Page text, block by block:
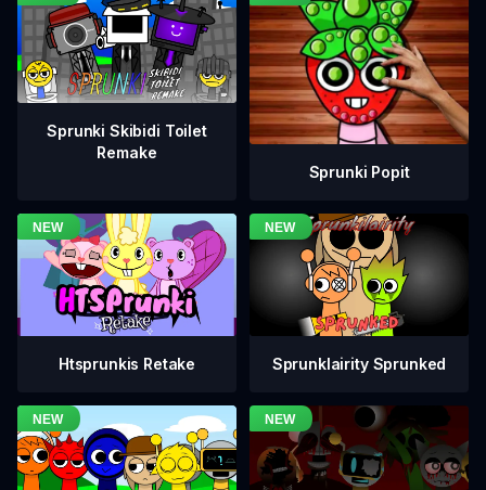
Sprunki Skibidi Toilet
Remake
Sprunki Popit
Htsprunkis Retake Sprunklairity Sprunked